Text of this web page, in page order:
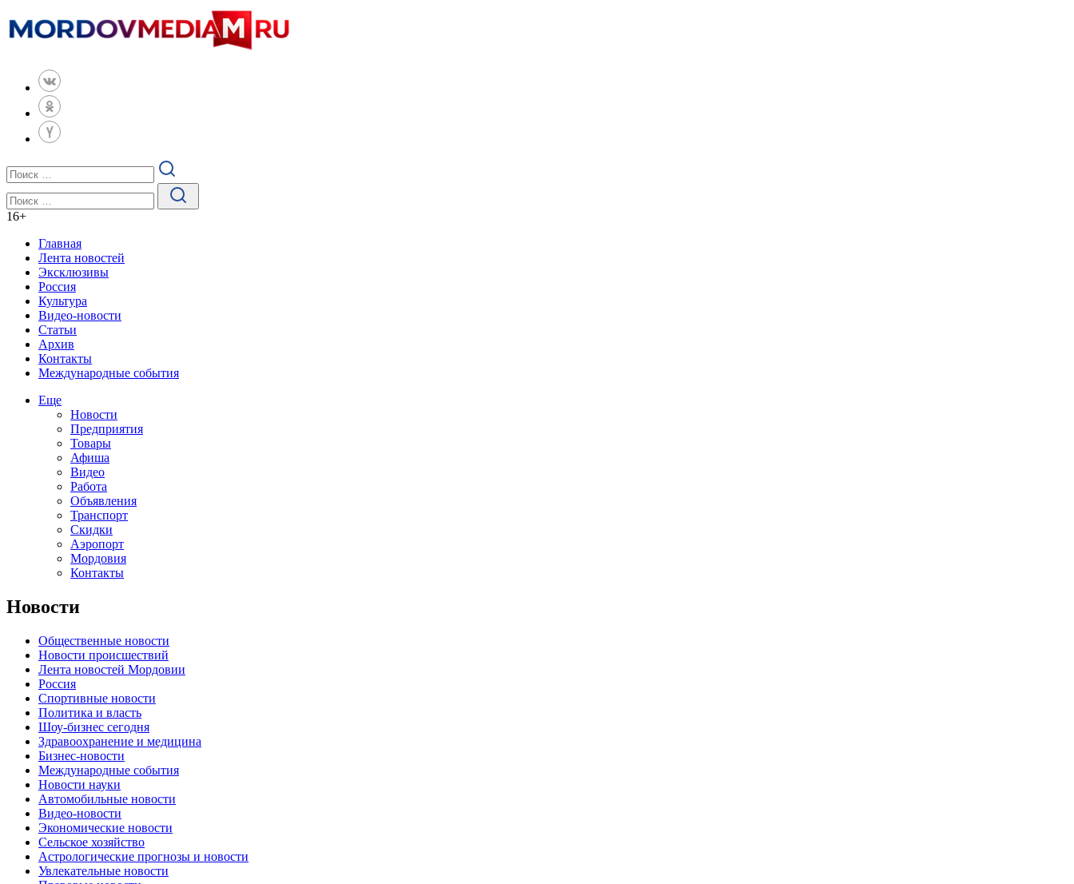
16+
Главная
Лента новостей
Эксклюзивы
Россия
Культура
Видео-новости
Статьи
Архив
Контакты
Международные события
Еще
Новости
Предприятия
Товары
Афиша
Видео
Работа
Объявления
Транспорт
Скидки
Аэропорт
Мордовия
Контакты
Новости
Общественные новости
Новости происшествий
Лента новостей Мордовии
Россия
Спортивные новости
Политика и власть
Шоу-бизнес сегодня
Здравоохранение и медицина
Бизнес-новости
Международные события
Новости науки
Автомобильные новости
Видео-новости
Экономические новости
Сельское хозяйство
Астрологические прогнозы и новости
Увлекательные новости